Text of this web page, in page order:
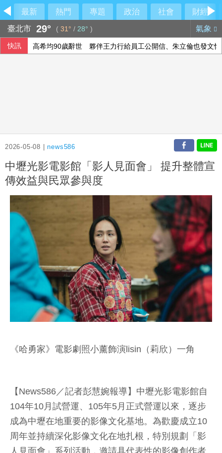
最新 熱門 專題 政治 社會
財經
臺北市 29° ( 31° / 28° ) 氣象
快訊 高希均90歲辭世 夥伴王力行給員工公開信、朱立倫也發文
2026-05-08 |news586
中壢光影電影館「影人見面會」 提升整體宣
傳效益與民眾參與度
《哈勇家》電影劇照小薰飾演lisin（莉欣）一角
【News586／記者彭慧婉報導】中壢光影電影館自
104年10月試營運、105年5月正式營運以來，逐步
成為中壢在地重要的影像文化基地。為歡慶成立10
周年並持續深化影像文化在地扎根，特別規劃「影
人見面會」系列活動，邀請具代表性的影像創作者